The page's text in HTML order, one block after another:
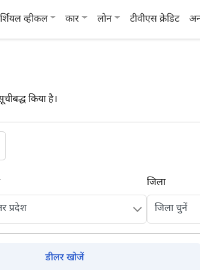
व्हीकल कार लोन टीवीएस क्रेडिट
किया है।
जिला
डीलर खोजें